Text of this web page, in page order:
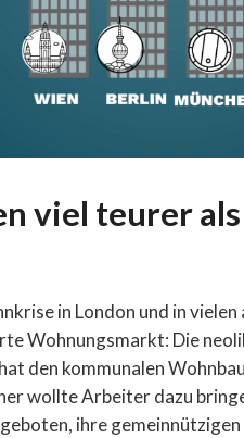
viel teurer
in London und in
Wohnungsmarkt: Die
den kommunalen
wollte Arbeiter dazu
ihre